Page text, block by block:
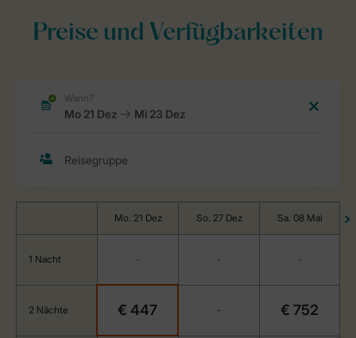
Preise und Verfügbarkeiten
Mo. 21 Dez So. 27 Dez Sa. 08 Mai
1 Nacht - - -
2 Nächte € 447 - € 752